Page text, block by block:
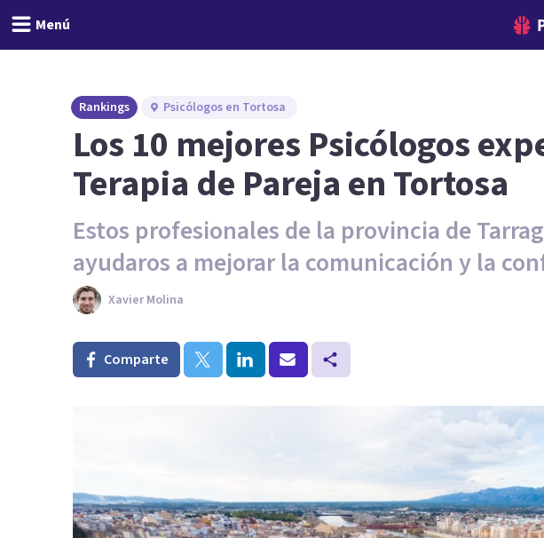
Menú
Rankings Psicólogos en Tortosa
Los 10 mejores Psicólogos
Terapia de Pareja en Tortosa
Estos profesionales de la provincia de
ayudaros a mejorar la comunicación y la
Xavier Molina
Comparte